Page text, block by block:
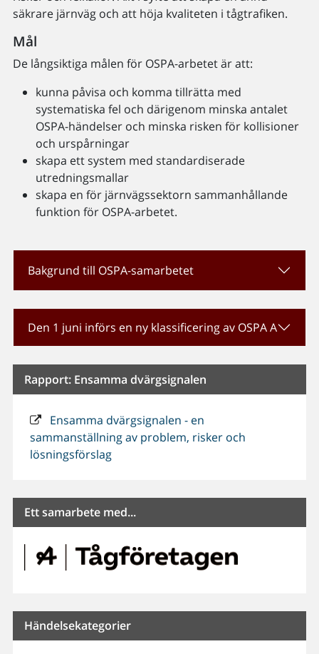
säkrare järnväg och att höja kvaliteten i tågtrafiken.
Mål
De långsiktiga målen för OSPA-arbetet är att:
kunna påvisa och komma tillrätta med
systematiska fel och därigenom minska antalet
OSPA-händelser och minska risken för kollisioner
och urspårningar
skapa ett system med standardiserade
utredningsmallar
skapa en för järnvägssektorn sammanhållande
funktion för OSPA-arbetet.
Bakgrund till OSPA-samarbetet
Den 1 juni införs en ny klassificering av OSPA A
Rapport: Ensamma dvärgsignalen
Ensamma dvärgsignalen - en
sammanställning av problem, risker och
lösningsförslag
Ett samarbete med...
Händelsekategorier